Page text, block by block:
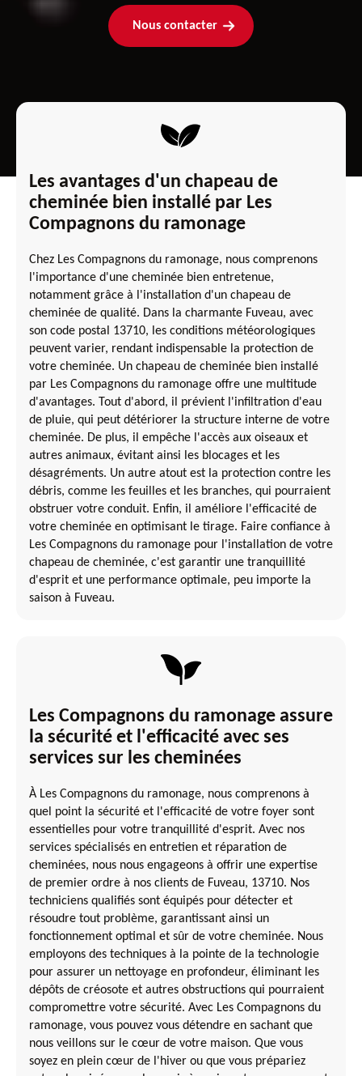
Nous contacter
Les avantages d'un chapeau de
cheminée bien installé par Les
Compagnons du ramonage
Chez Les Compagnons du ramonage, nous comprenons
l'importance d'une cheminée bien entretenue,
notamment grâce à l'installation d'un chapeau de
cheminée de qualité. Dans la charmante Fuveau, avec
son code postal 13710, les conditions météorologiques
peuvent varier, rendant indispensable la protection de
votre cheminée. Un chapeau de cheminée bien installé
par Les Compagnons du ramonage offre une multitude
d'avantages. Tout d'abord, il prévient l'infiltration d'eau
de pluie, qui peut détériorer la structure interne de votre
cheminée. De plus, il empêche l'accès aux oiseaux et
autres animaux, évitant ainsi les blocages et les
désagréments. Un autre atout est la protection contre les
débris, comme les feuilles et les branches, qui pourraient
obstruer votre conduit. Enfin, il améliore l'efficacité de
votre cheminée en optimisant le tirage. Faire confiance à
Les Compagnons du ramonage pour l'installation de votre
chapeau de cheminée, c'est garantir une tranquillité
d'esprit et une performance optimale, peu importe la
saison à Fuveau.
Les Compagnons du ramonage assure
la sécurité et l'efficacité avec ses
services sur les cheminées
À Les Compagnons du ramonage, nous comprenons à
quel point la sécurité et l'efficacité de votre foyer sont
essentielles pour votre tranquillité d'esprit. Avec nos
services spécialisés en entretien et réparation de
cheminées, nous nous engageons à offrir une expertise
de premier ordre à nos clients de Fuveau, 13710. Nos
techniciens qualifiés sont équipés pour détecter et
résoudre tout problème, garantissant ainsi un
fonctionnement optimal et sûr de votre cheminée. Nous
employons des techniques à la pointe de la technologie
pour assurer un nettoyage en profondeur, éliminant les
dépôts de créosote et autres obstructions qui pourraient
compromettre votre sécurité. Avec Les Compagnons du
ramonage, vous pouvez vous détendre en sachant que
nous veillons sur le cœur de votre maison. Que vous
soyez en plein cœur de l'hiver ou que vous prépariez